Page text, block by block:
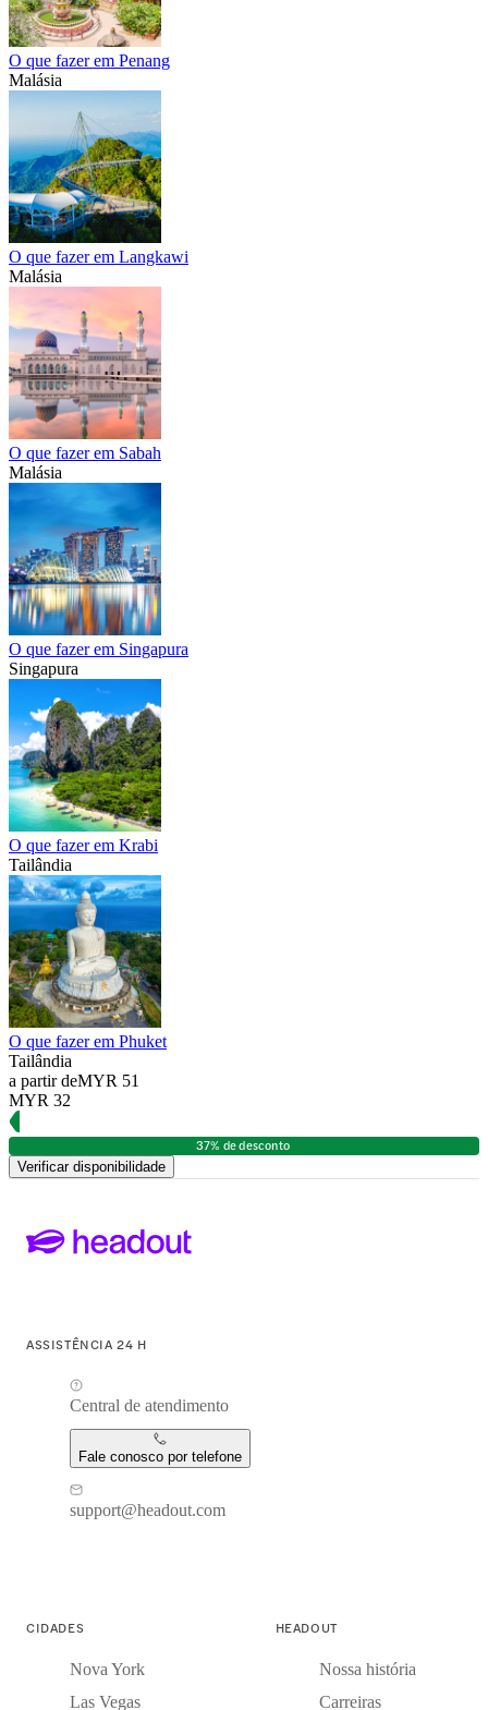
O que fazer em Penang
Malásia
O que fazer em Langkawi
Malásia
O que fazer em Sabah
Malásia
O que fazer em Singapura
Singapura
O que fazer em Krabi
Tailândia
O que fazer em Phuket
Tailândia
a partir deMYR 51
MYR 32
37% de desconto
Verificar disponibilidade
ASSISTÊNCIA 24 H
Central de atendimento
Fale conosco por telefone
support@headout.com
CIDADES
Nova York
Las Vegas
HEADOUT
Nossa história
Carreiras